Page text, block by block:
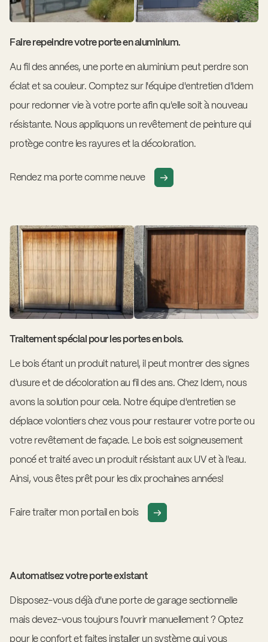
Faire repeindre votre porte en aluminium.
Au fil des années, une porte en aluminium peut perdre son
éclat et sa couleur. Comptez sur l'équipe d'entretien d'Idem
pour redonner vie à votre porte afin qu'elle soit à nouveau
résistante. Nous appliquons un revêtement de peinture qui
protège contre les rayures et la décoloration.
Rendez ma porte comme neuve
Traitement spécial pour les portes en bois.
Le bois étant un produit naturel, il peut montrer des signes
d'usure et de décoloration au fil des ans. Chez Idem, nous
avons la solution pour cela. Notre équipe d'entretien se
déplace volontiers chez vous pour restaurer votre porte ou
votre revêtement de façade. Le bois est soigneusement
poncé et traité avec un produit résistant aux UV et à l'eau.
Ainsi, vous êtes prêt pour les dix prochaines années!
Faire traiter mon portail en bois
Automatisez votre porte existant
Disposez-vous déjà d'une porte de garage sectionnelle
mais devez-vous toujours l'ouvrir manuellement ? Optez
pour le confort et faites installer un système qui vous